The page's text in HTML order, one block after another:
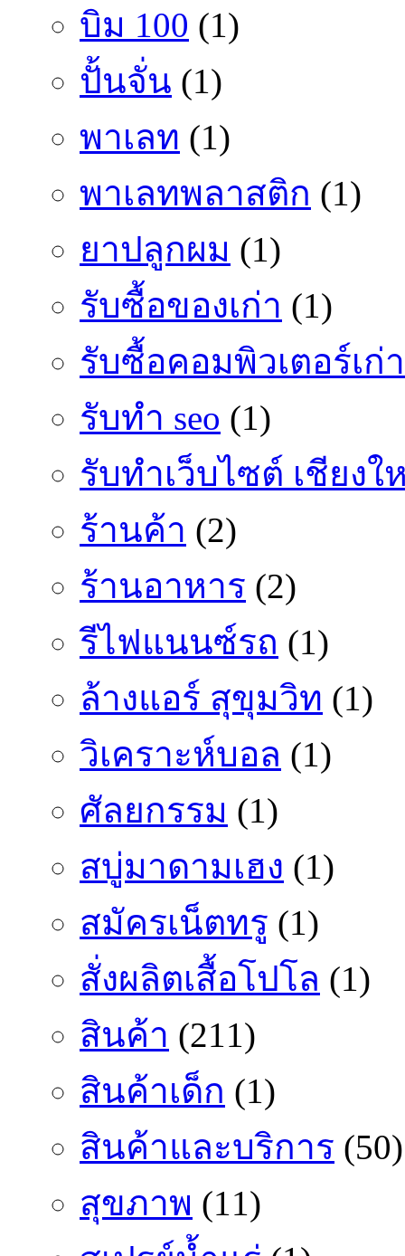
บิม 100 (1)
ปั้นจั่น (1)
พาเลท (1)
พาเลทพลาสติก (1)
ยาปลูกผม (1)
รับซื้อของเก่า (1)
รับซื้อคอมพิวเตอร์เก่า
รับทำ seo (1)
รับทำเว็บไซต์ เชียงใ
ร้านค้า (2)
ร้านอาหาร (2)
รีไฟแนนซ์รถ (1)
ล้างแอร์ สุขุมวิท (1)
วิเคราะห์บอล (1)
ศัลยกรรม (1)
สบู่มาดามเฮง (1)
สมัครเน็ตทรู (1)
สั่งผลิตเสื้อโปโล (1)
สินค้า (211)
สินค้าเด็ก (1)
สินค้าและบริการ (50)
สุขภาพ (11)